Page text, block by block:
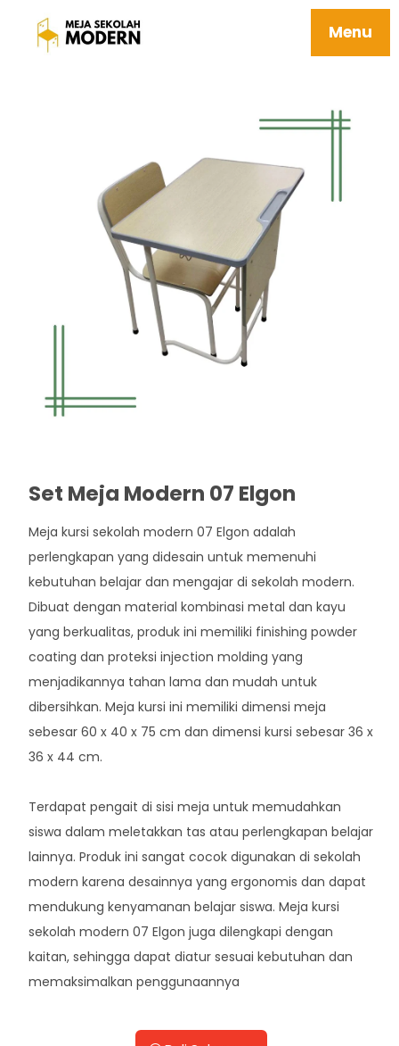
Menu
Meja Belajar Anak Sekolah Berkualitas
Kuat Tersedia Ukuran Sd Smp Sma 07 Elgon
Set Meja Modern 07 Elgon
Meja kursi sekolah modern 07 Elgon adalah
perlengkapan yang didesain untuk memenuhi
kebutuhan belajar dan mengajar di sekolah modern.
Dibuat dengan material kombinasi metal dan kayu
yang berkualitas, produk ini memiliki finishing powder
coating dan proteksi injection molding yang
menjadikannya tahan lama dan mudah untuk
dibersihkan. Meja kursi ini memiliki dimensi meja
sebesar 60 x 40 x 75 cm dan dimensi kursi sebesar 36 x
36 x 44 cm.
Terdapat pengait di sisi meja untuk memudahkan
siswa dalam meletakkan tas atau perlengkapan belajar
lainnya. Produk ini sangat cocok digunakan di sekolah
modern karena desainnya yang ergonomis dan dapat
mendukung kenyamanan belajar siswa. Meja kursi
sekolah modern 07 Elgon juga dilengkapi dengan
kaitan, sehingga dapat diatur sesuai kebutuhan dan
memaksimalkan penggunaannya